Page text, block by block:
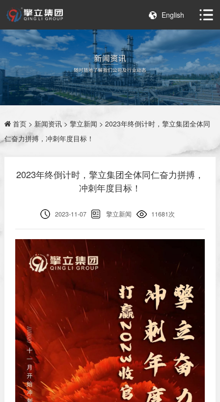
English
首页> 新闻资讯> 擎立新闻 > 2023年终倒计时，擎立集团全体同
仁奋力拼搏，冲刺年度目标！
2023年终倒计时，擎立集团全体同仁奋力拼搏，
冲刺年度目标！
2023-11-07 擎立新闻 11681次